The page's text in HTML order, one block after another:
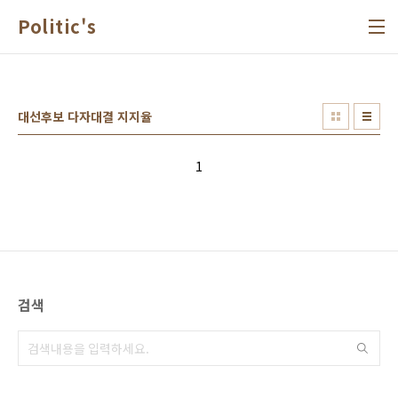
Politic's
대선후보 다자대결 지지율
1
검색